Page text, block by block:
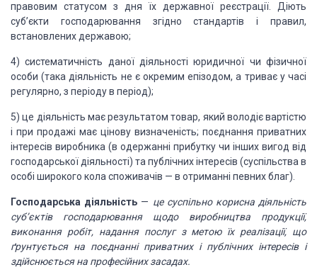
правовим статусом з дня їх державної реєстрації. Діють
суб’єкти господарювання згідно стандартів і правил,
встановлених державою;
4) систематичність даноїдіяльності юридичної чи фізичної
особи (така діяльність не є окремим епізодом, а триває у часі
регулярно, з періоду в період);
5) це діяльність має результатом товар, який володіє вартістю
і при продажі має цінову визначеність; поєднання приватних
інтересів виробника (в одержанні прибутку чи інших вигод від
господарської діяльності) та публічних інтересів (суспільства в
особі широкого кола споживачів — в отриманні певних благ).
Господарська діяльність — це суспільно корисна діяльність
суб’єктівгосподарювання щодо виробництва продукції,
виконання робіт, надання послуг зметою їх реалізації, що
ґрунтується на поєднанні приватних і публічнихінтересів і
здійснюється на професійних засадах.